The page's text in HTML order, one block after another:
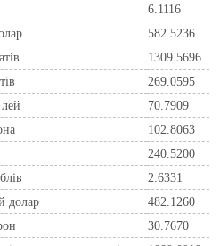
6.1116
582.5236
1309.5696
269.0595
70.7909
102.8063
240.5200
2.6331
долар
482.1260
30.7670